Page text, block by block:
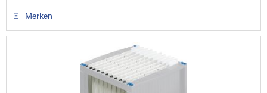
Merken